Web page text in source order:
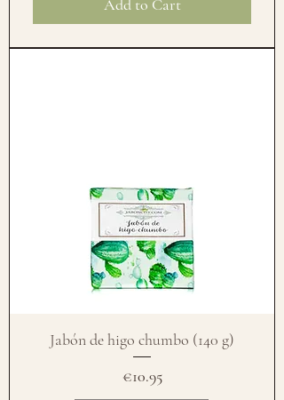
Add to Cart
Jabón de higo chumbo (140 g)
Price
€10.95